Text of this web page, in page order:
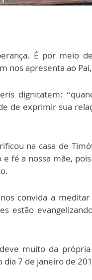
É por meio
nos apresenta ao
dignitatem:
de exprimir sua
na casa de
fé a nossa mãe,
convida a
estão
muito da
dia 7 de janeiro de